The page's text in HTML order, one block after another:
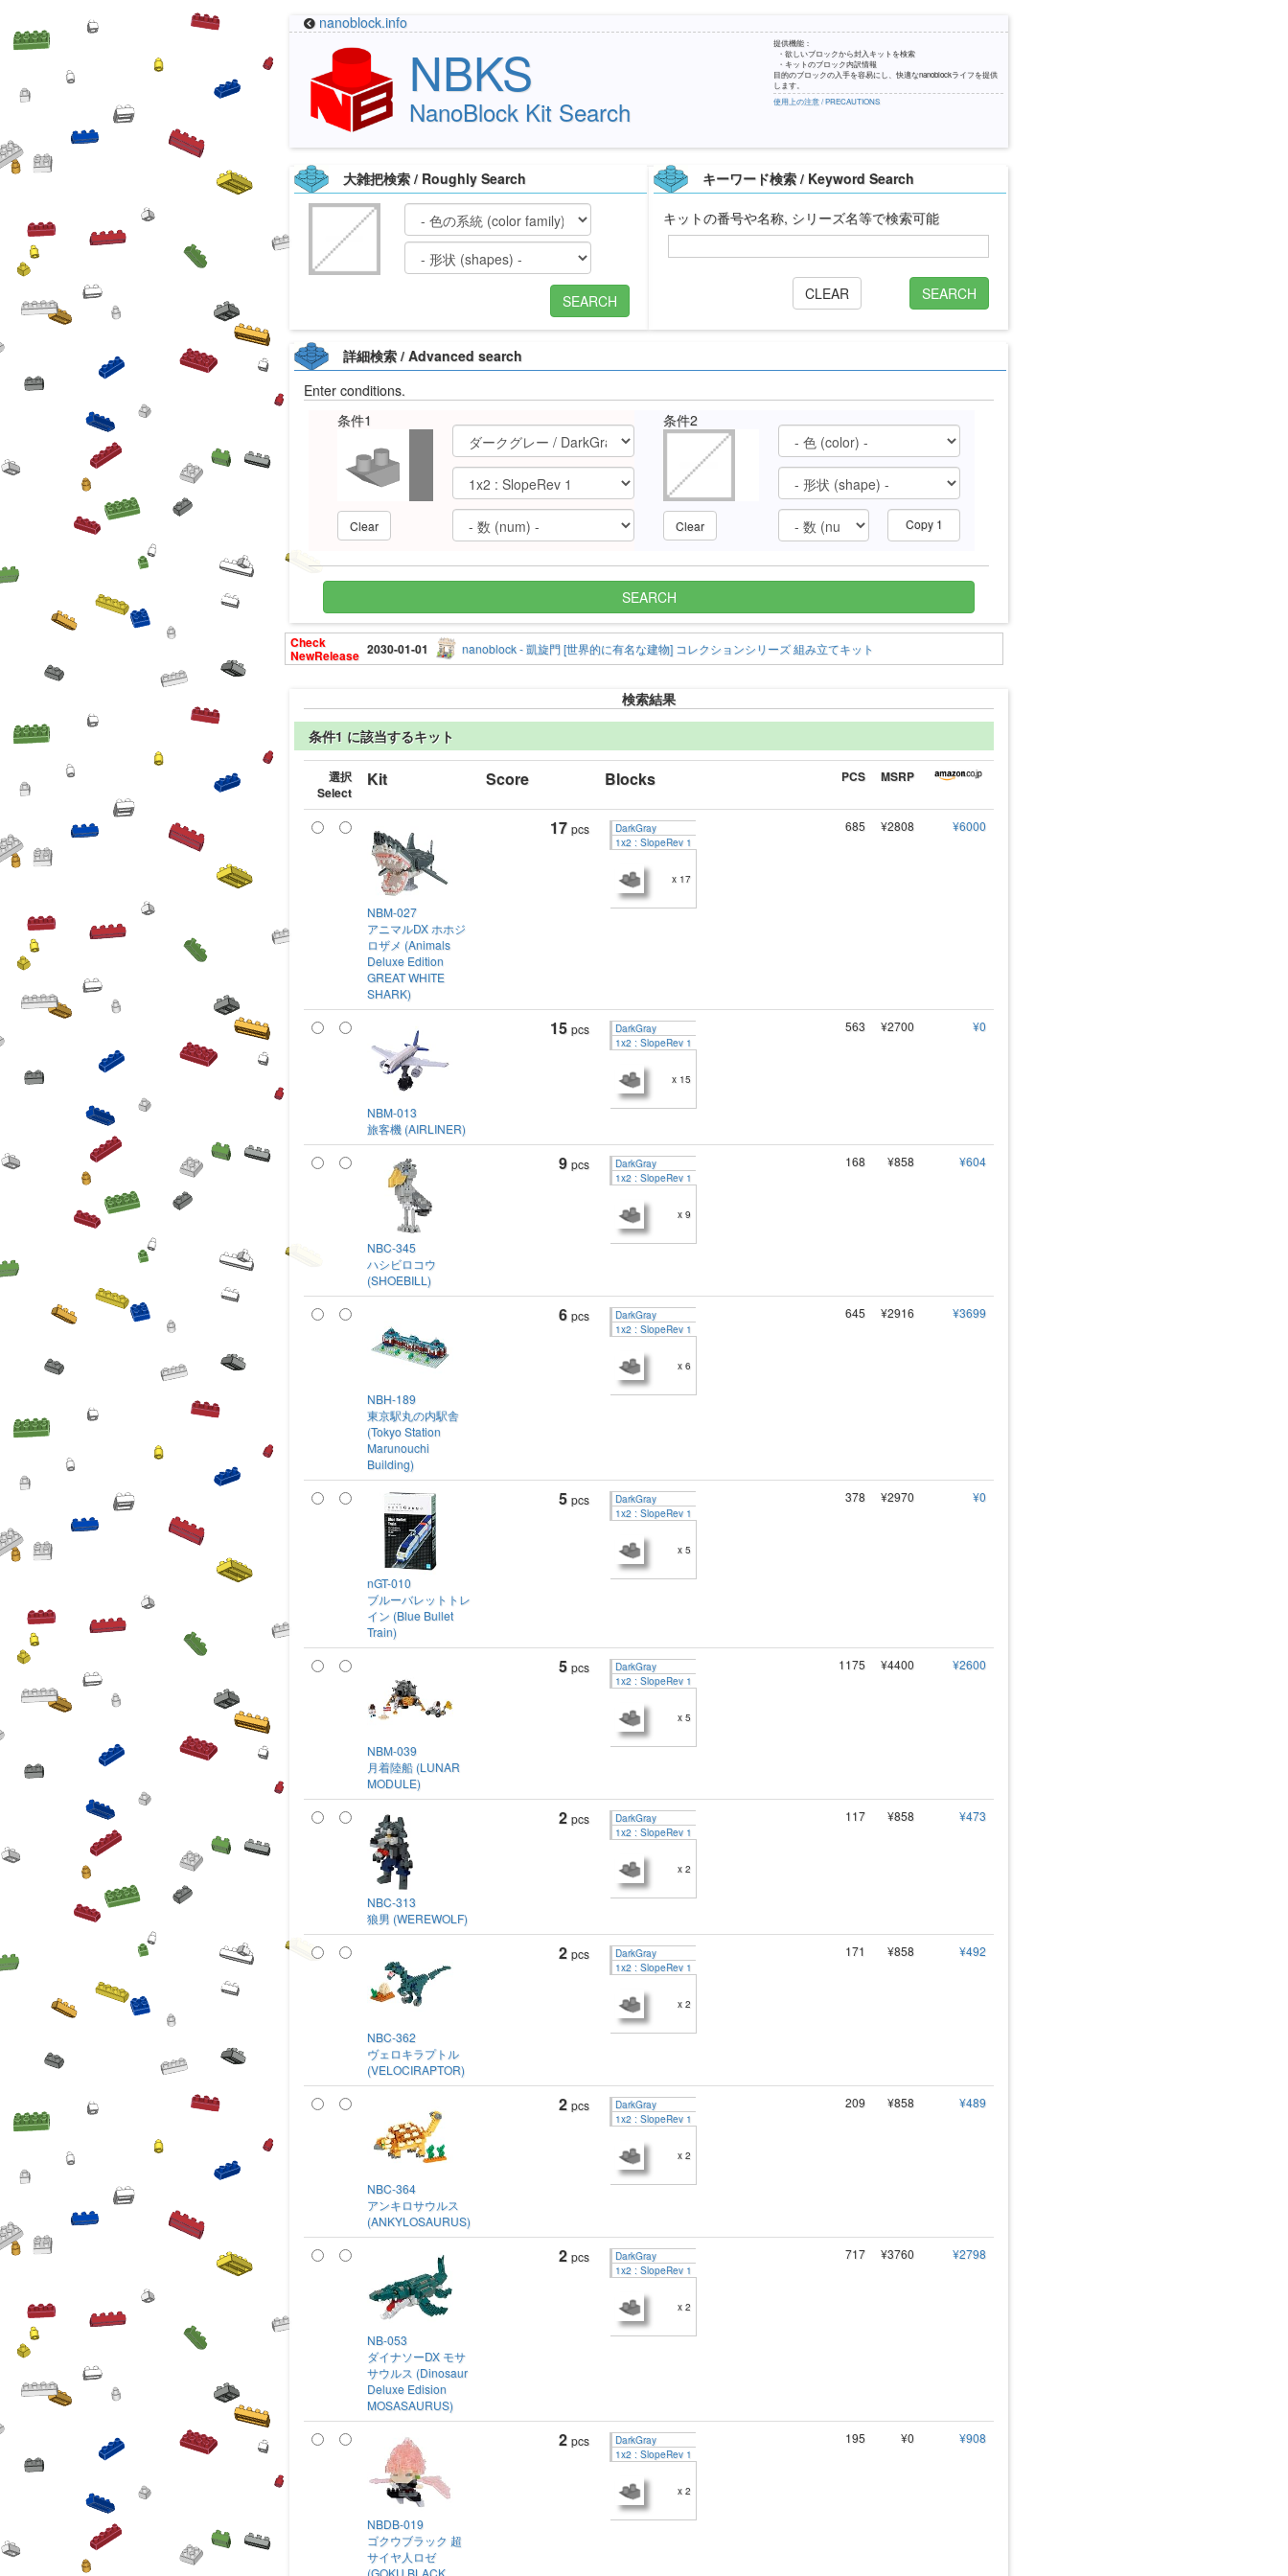
nanoblock.info
NBKS
NanoBlock Kit Search
提供機能：
・欲しいブロックから封入キットを検索
・キットのブロック内訳情報
目的のブロックの入手を容易にし、快適なnanoblockライフを提供
します。
使用上の注意 / PRECAUTIONS
大雑把検索 / Roughly Search
SEARCH
キーワード検索 / Keyword Search
キットの番号や名称, シリーズ名等で検索可能
SEARCH
CLEAR
詳細検索 / Advanced search
Enter conditions.
条件1
Clear
条件2
Clear Copy 1
SEARCH
Check
NewRelease 2030-01-01 nanoblock - 凱旋門 [世界的に有名な建物] コレクションシリーズ 組み立てキット
検索結果
条件1 に該当するキット
選択
Select
Kit Score Blocks PCS MSRP
NBM-027
アニマルDX ホホジ
ロザメ (Animals
Deluxe Edition
GREAT WHITE
SHARK)
17 pcs
DarkGray
1x2 : SlopeRev 1
x 17
685 ¥2808 ¥6000
NBM-013
旅客機 (AIRLINER)
15 pcs
DarkGray
1x2 : SlopeRev 1
x 15
563 ¥2700 ¥0
NBC-345
ハシビロコウ
(SHOEBILL)
9 pcs
DarkGray
1x2 : SlopeRev 1
x 9
168 ¥858 ¥604
NBH-189
東京駅丸の内駅舎
(Tokyo Station
Marunouchi
Building)
6 pcs
DarkGray
1x2 : SlopeRev 1
x 6
645 ¥2916 ¥3699
nGT-010
ブルーバレットトレ
イン (Blue Bullet
Train)
5 pcs
DarkGray
1x2 : SlopeRev 1
x 5
378 ¥2970 ¥0
NBM-039
月着陸船 (LUNAR
MODULE)
5 pcs
DarkGray
1x2 : SlopeRev 1
x 5
1175 ¥4400 ¥2600
NBC-313
狼男 (WEREWOLF)
2 pcs
DarkGray
1x2 : SlopeRev 1
x 2
117 ¥858 ¥473
NBC-362
ヴェロキラプトル
(VELOCIRAPTOR)
2 pcs
DarkGray
1x2 : SlopeRev 1
x 2
171 ¥858 ¥492
NBC-364
アンキロサウルス
(ANKYLOSAURUS)
2 pcs
DarkGray
1x2 : SlopeRev 1
x 2
209 ¥858 ¥489
NB-053
ダイナソーDX モサ
サウルス (Dinosaur
Deluxe Edision
MOSASAURUS)
2 pcs
DarkGray
1x2 : SlopeRev 1
x 2
717 ¥3760 ¥2798
NBDB-019
ゴクウブラック 超
サイヤ人ロゼ
(GOKU BLACK
2 pcs
DarkGray
1x2 : SlopeRev 1
x 2
195 ¥0 ¥908